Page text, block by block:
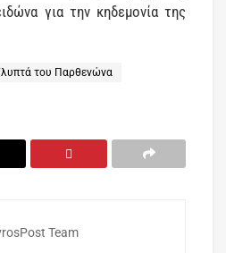
για την κηδεμονία της
του Παρθενώνα